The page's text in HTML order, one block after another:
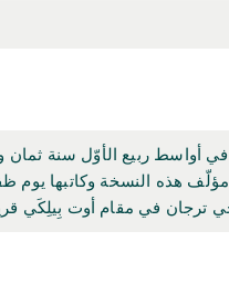
أواسط ربيع الأوّل سنة ثمان
هذه النسخة وكاتبها يوم
ترجان في مقام أوت بِيلِكَي